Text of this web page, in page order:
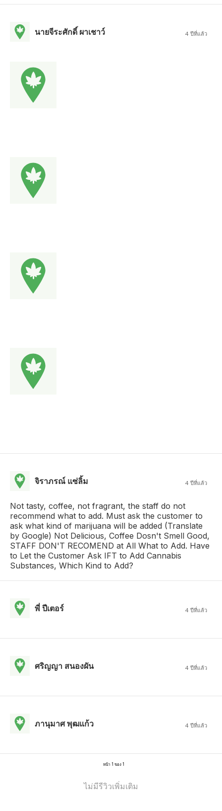
นายจีระศักดิ์ ผาเชาว์ 4 ปีที่แล้ว
จิราภรณ์ แซ่ลิ้ม 4 ปีที่แล้ว
Not tasty, coffee, not fragrant, the staff do not
recommend what to add. Must ask the customer to
ask what kind of marijuana will be added (Translate
by Google) Not Delicious, Coffee Dosn't Smell Good,
STAFF DON'T RECOMEND at All What to Add. Have
to Let the Customer Ask IFT to Add Cannabis
Substances, Which Kind to Add?
พี่ ปีเตอร์ 4 ปีที่แล้ว
ศริญญา สนองผัน 4 ปีที่แล้ว
ภานุมาศ พุฒแก้ว 4 ปีที่แล้ว
หน้า 1 ของ 1
ไม่มีรีวิวเพิ่มเติม